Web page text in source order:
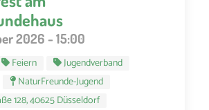
2026 - 15:00
Feiern
Jugendverband
NaturFreunde-Jugend
128, 40625 Düsseldorf